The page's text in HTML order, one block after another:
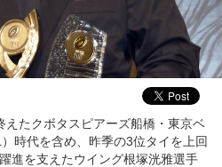
たクボタスピアーズ船橋・東京ベ
時代を含め、昨季の3位タイを上回
進を支えたウイング根塚洸雅選手